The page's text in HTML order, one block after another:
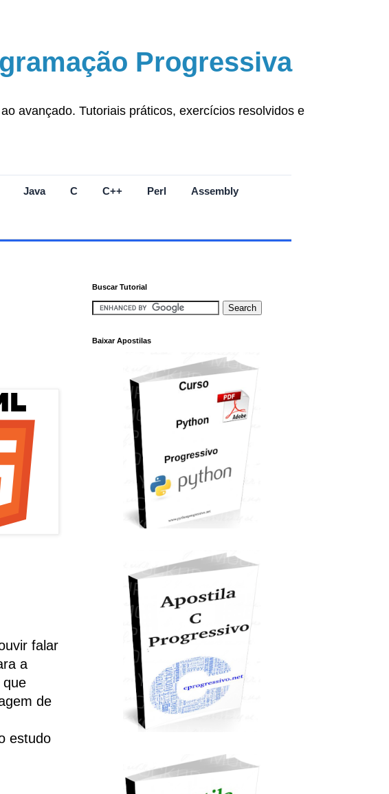
Progressiva
avançado. Tutoriais práticos, exercícios resolvidos e
Java C C++ Perl Assembly
falar
a
que
de
estudo
Buscar Tutorial
Baixar Apostilas